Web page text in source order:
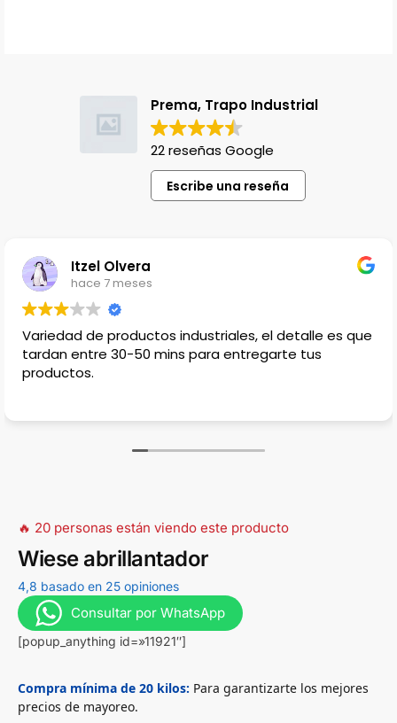
Prema, Trapo Industrial
22 reseñas Google
Escribe una reseña
es que
Venden productos que no en cualquier
encuentras, el único detalle es que no
🔥 20 personas están viendo este producto
Wiese abrillantador
4,8 basado en 25 opiniones
Consultar por WhatsApp
[popup_anything id=»11921″]
Compra mínima de 20 kilos: Para garantizarte los mejores
precios de mayoreo.